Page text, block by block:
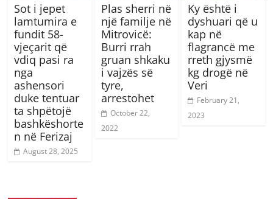
Sot i jepet
lamtumira e
fundit 58-
vjeçarit që
vdiq pasi ra
nga
ashensori
duke tentuar
ta shpëtojë
bashkëshorte
n në Ferizaj
August 28, 2025
Plas sherri në
një familje në
Mitrovicë:
Burri rrah
gruan shkaku
i vajzës së
tyre,
arrestohet
October 22,
2022
Ky është i
dyshuari që u
kap në
flagrancë me
rreth gjysmë
kg drogë në
Veri
February 21,
2023